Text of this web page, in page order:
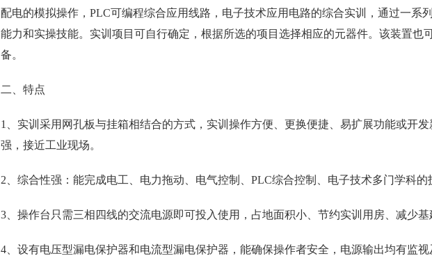
配电的模拟操作，PLC可编程综合应用线路，电子技术应用电路的综合实训，通过一系
能力和实操技能。实训项目可自行确定，根据所选的项目选择相应的元器件。该装置也
备。
二、特点
1、实训采用网孔板与挂箱相结合的方式，实训操作方便、更换便捷、易扩展功能或开
强，接近工业现场。
2、综合性强：能完成电工、电力拖动、电气控制、PLC综合控制、电子技术多门学科的
3、操作台只需三相四线的交流电源即可投入使用，占地面积小、节约实训用房、减少基
4、设有电压型漏电保护器和电流型漏电保护器，能确保操作者安全，电源输出均有监视